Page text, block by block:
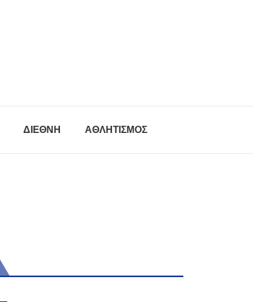
ΔΙΕΘΝΗ ΑΘΛΗΤΙΣΜΟΣ